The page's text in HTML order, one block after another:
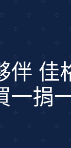
伴 佳
一捐